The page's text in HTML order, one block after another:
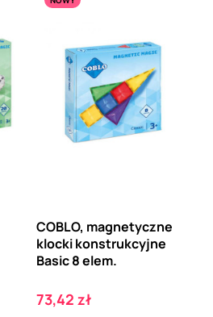
COBLO, magnetyczne
klocki konstrukcyjne
Basic 8 elem.
Cena
73,42 zł